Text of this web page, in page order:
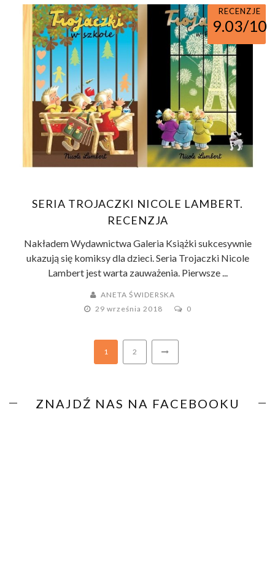
RECENZJE
9.03/10
SERIA TROJACZKI NICOLE LAMBERT.
RECENZJA
Nakładem Wydawnictwa Galeria Książki sukcesywnie
ukazują się komiksy dla dzieci. Seria Trojaczki Nicole
Lambert jest warta zauważenia. Pierwsze ...
ANETA ŚWIDERSKA
29 września 2018
0
1 2
ZNAJDŹ NAS NA FACEBOOKU